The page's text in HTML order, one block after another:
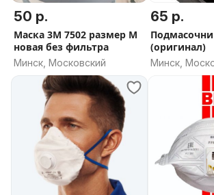
50 р.
Маска 3M 7502 размер М
новая без фильтра
Минск, Московский
65 р.
Подмасочник
(оригинал)
Минск,